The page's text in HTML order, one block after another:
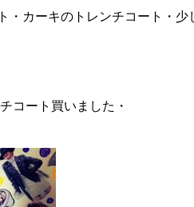
・カーキのトレンチコート・少
コート買いました・